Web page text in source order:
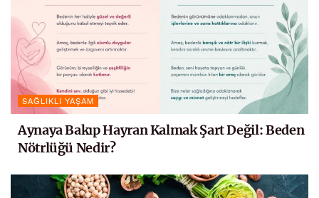
SAĞLIKLI YAŞAM
Aynaya Bakıp Hayran Kalmak Şart Değil: Beden
Nötrlüğü Nedir?